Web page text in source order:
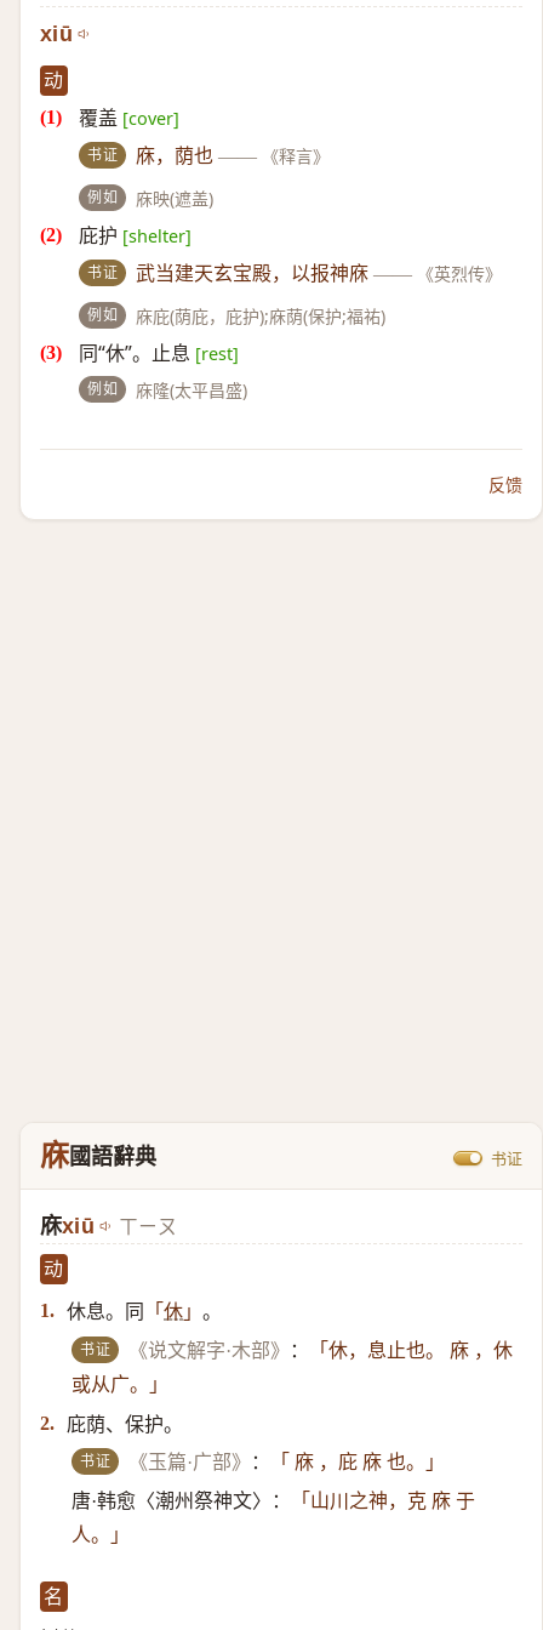
xiū
动
覆盖 [cover]
书证 庥，荫也 —— 《释言》
例如 庥映(遮盖)
庇护 [shelter]
书证 武当建天玄宝殿，以报神庥 —— 《英烈传》
例如 庥庇(荫庇，庇护);庥荫(保护;福祐)
同“休”。止息 [rest]
例如 庥隆(太平昌盛)
反馈
庥國語辭典 书证
庥xiū ㄒㄧㄡ
动
1. 休息。同 「 休 」 。
书证 《说文解字·木部》 ：
「休，息止也。 庥 ，休
或从广。」
2.
庇荫、保护。
书证 《玉篇·广部》 ：
「 庥 ，庇 庥 也。」
唐·韩愈〈潮州祭神文〉：
「山川之神，克 庥 于
人。」
名